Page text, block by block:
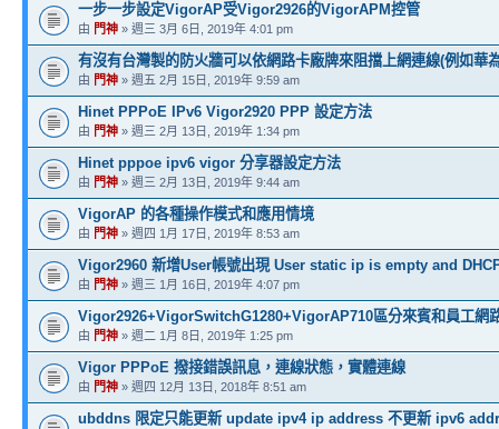
一步一步設定VigorAP受Vigor2926的VigorAPM控管
由 門神 » 週三 3月 6日, 2019年 4:01 pm
有沒有台灣製的防火牆可以依網路卡廠牌來阻擋上網連線(例如華
由 門神 » 週五 2月 15日, 2019年 9:59 am
Hinet PPPoE IPv6 Vigor2920 PPP 設定方法
由 門神 » 週三 2月 13日, 2019年 1:34 pm
Hinet pppoe ipv6 vigor 分享器設定方法
由 門神 » 週三 2月 13日, 2019年 9:44 am
VigorAP 的各種操作模式和應用情境
由 門神 » 週四 1月 17日, 2019年 8:53 am
Vigor2960 新增User帳號出現 User static ip is empty and
由 門神 » 週三 1月 16日, 2019年 4:07 pm
Vigor2926+VigorSwitchG1280+VigorAP710區分來賓和員工網
由 門神 » 週二 1月 8日, 2019年 1:25 pm
Vigor PPPoE 撥接錯誤訊息，連線狀態，實體連線
由 門神 » 週四 12月 13日, 2018年 8:51 am
ubddns 限定只能更新 update ipv4 ip address 不更新 ipv6